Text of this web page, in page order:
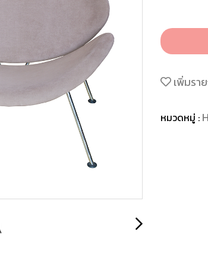
เพิ่มรา
หมวดหมู่ :